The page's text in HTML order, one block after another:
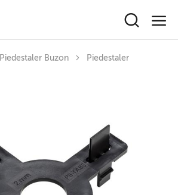
Piedestaler Buzon Piedestaler